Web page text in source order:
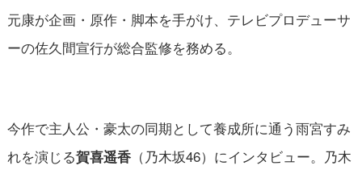
元康が企画・原作・脚本を手がけ、テレビプロデューサ
ーの佐久間宣行が総合監修を務める。
今作で主人公・豪太の同期として養成所に通う雨宮すみ
れを演じる賀喜遥香（乃木坂46）にインタビュー。乃木